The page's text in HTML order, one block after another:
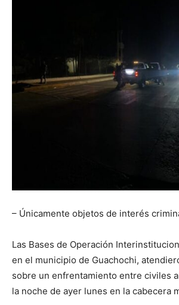
– Únicamente objetos de interés
Las Bases de Operación
en el municipio de Guachochi,
sobre un enfrentamiento entre civiles
la noche de ayer lunes en la cabecera